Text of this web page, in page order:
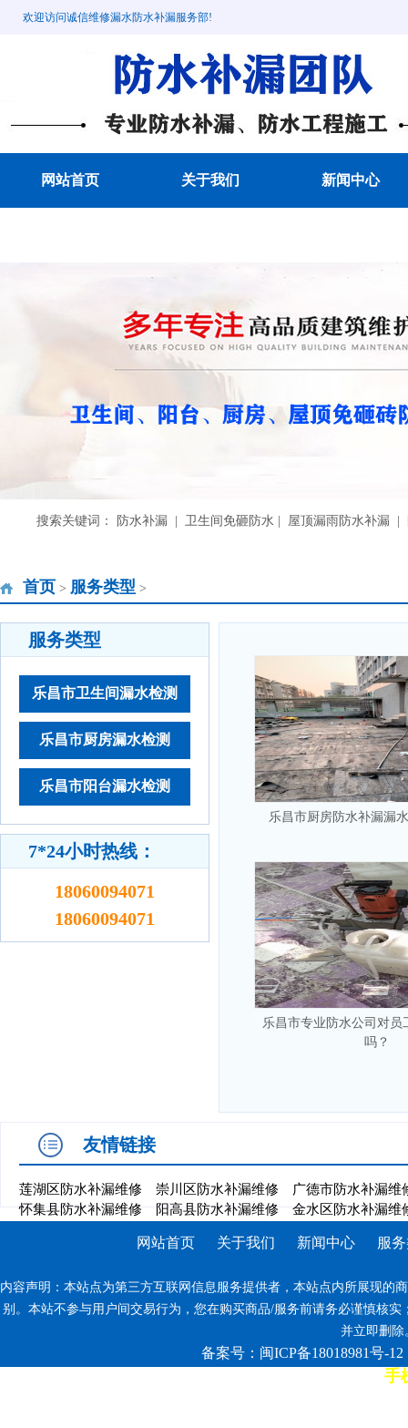
欢迎访问诚信维修漏水防水补漏服务部!
网站首页 关于我们 新闻中心
搜索关键词： 防水补漏 | 卫生间免砸防水 | 屋顶漏雨防水补漏
首页 > 服务类型 >
服务类型
乐昌市卫生间漏水检测
乐昌市厨房漏水检测
乐昌市阳台漏水检测
7*24小时热线：
18060094071
18060094071
乐昌市厨房防水补漏漏
乐昌市专业防水公司对员
吗？
友情链接
莲湖区防水补漏维修 崇川区防水补漏维修
广德市防水补漏维
怀集县防水补漏维修
阳高县防水补漏维修 金水区防水补漏维
网站首页 关于我们 新闻中心 服
内容声明：本站点为第三方互联网信息服务提供者，本站点内所展现的
别。本站不参与用户间交易行为，您在购买商品/服务前请务必谨慎核
并立即删除
备案号：闽ICP备18018981号-12
7*12小时客服热线: 康师傅手